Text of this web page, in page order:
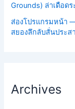
Grounds) ล่าเดือ
ส่องโปรแกรมหน้า
สยองลึกลับสั่นประ
Archives